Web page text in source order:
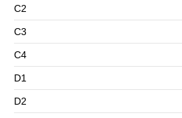
C2
C3
C4
D1
D2